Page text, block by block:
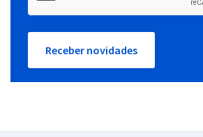
Receber novidades